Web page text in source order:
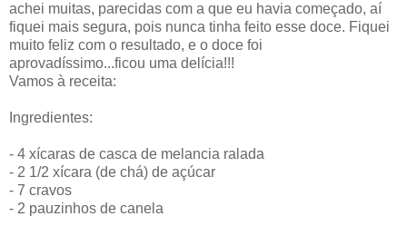
achei muitas, parecidas com a que eu havia começado, aí
fiquei mais segura, pois nunca tinha feito esse doce. Fiquei
muito feliz com o resultado, e o doce foi
aprovadíssimo...ficou uma delícia!!!
Vamos à receita:
Ingredientes:
- 4 xícaras de casca de melancia ralada
- 2 1/2 xícara (de chá) de açúcar
- 7 cravos
- 2 pauzinhos de canela